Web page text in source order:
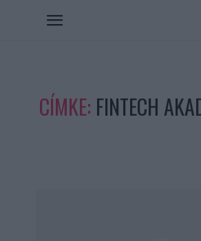
CÍMKE: FINTECH